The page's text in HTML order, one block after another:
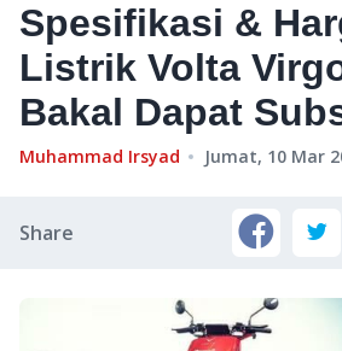
Spesifikasi &
Listrik Volta
Bakal Dapat
Muhammad Irsyad Jumat, 10 Mar
Share